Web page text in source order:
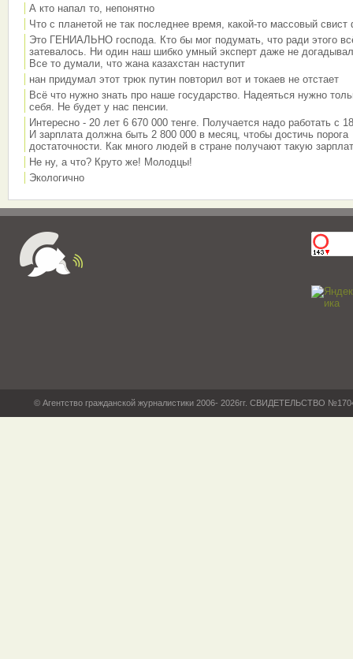
А кто напал то, непонятно
Что с планетой не так последнее время, какой-то массовый свист
Это ГЕНИАЛЬНО господа. Кто бы мог подумать, что ради этого
затевалось. Ни один наш шибко умный эксперт даже не
Все то думали, что жана казахстан наступит
нан придумал этот трюк путин повторил вот и токаев не отстает
Всё что нужно знать про наше государство. Надеяться нужно
себя. Не будет у нас пенсии.
Интересно - 20 лет 6 670 000 тенге. Получается надо работать с
И зарплата должна быть 2 800 000 в месяц, чтобы достичь порога
достаточности. Как много людей в стране получают такую
Не ну, а что? Круто же! Молодцы!
Экологично
© Агентство гражданской журналистики 2006- 2026гг. СВИДЕТЕЛЬСТВО